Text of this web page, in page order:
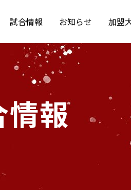
試合情報 お知らせ 加盟
情報